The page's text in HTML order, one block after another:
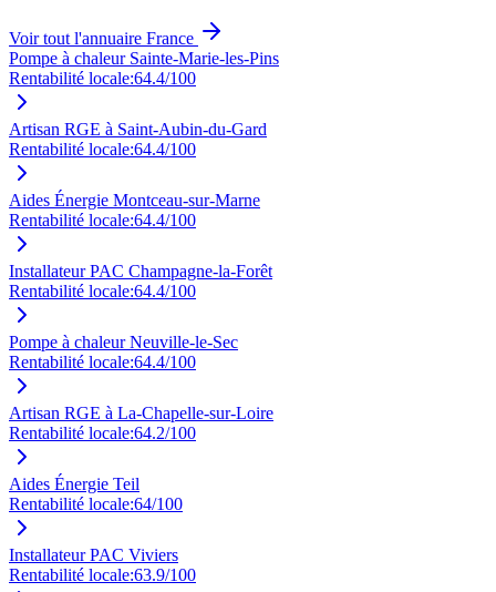
Voir tout l'annuaire France
Pompe à chaleur Sainte-Marie-les-Pins
Rentabilité locale:64.4/100
Artisan RGE à Saint-Aubin-du-Gard
Rentabilité locale:64.4/100
Aides Énergie Montceau-sur-Marne
Rentabilité locale:64.4/100
Installateur PAC Champagne-la-Forêt
Rentabilité locale:64.4/100
Pompe à chaleur Neuville-le-Sec
Rentabilité locale:64.4/100
Artisan RGE à La-Chapelle-sur-Loire
Rentabilité locale:64.2/100
Aides Énergie Teil
Rentabilité locale:64/100
Installateur PAC Viviers
Rentabilité locale:63.9/100